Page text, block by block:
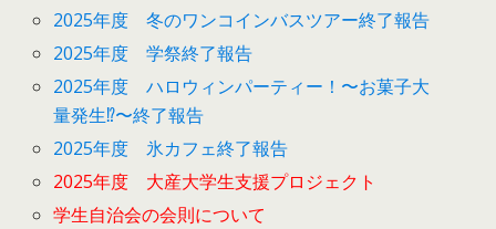
2025年度 冬のワンコインバスツアー終了報告
2025年度 学祭終了報告
2025年度 ハロウィンパーティー！〜お菓子大
量発生⁉︎〜終了報告
2025年度 氷カフェ終了報告
2025年度 大産大学生支援プロジェクト
学生自治会の会則について